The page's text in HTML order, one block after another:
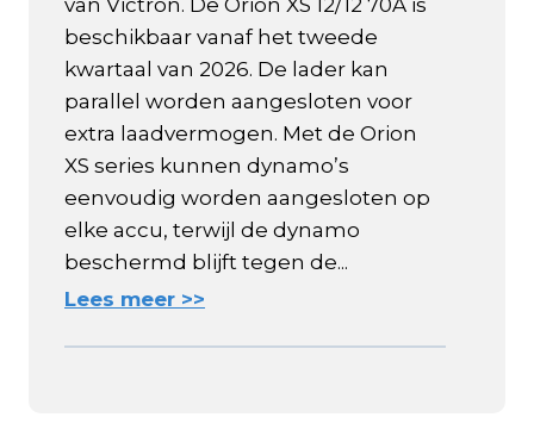
van Victron. De Orion XS 12/12 70A is
beschikbaar vanaf het tweede
kwartaal van 2026. De lader kan
parallel worden aangesloten voor
extra laadvermogen. Met de Orion
XS series kunnen dynamo’s
eenvoudig worden aangesloten op
elke accu, terwijl de dynamo
beschermd blijft tegen de...
Lees meer >>